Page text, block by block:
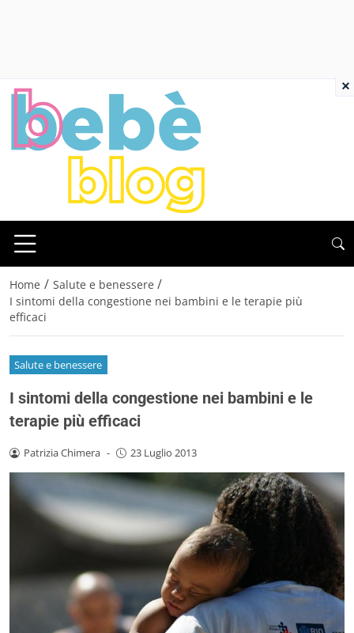
Home / Salute e benessere /
I sintomi della congestione nei bambini e le terapie più
efficaci
Salute e benessere
I sintomi della congestione nei bambini e le
terapie più efficaci
Patrizia Chimera - 23 Luglio 2013
×